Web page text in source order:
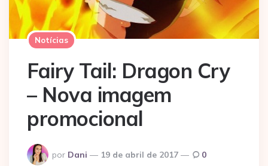
Notícias
Fairy Tail: Dragon Cry
– Nova imagem
promocional
Postado
por
por Dani 19 de abril de 2017 0